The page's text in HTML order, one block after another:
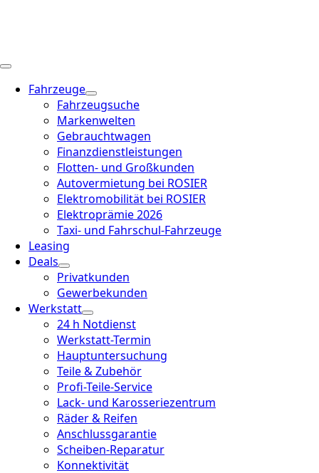
Fahrzeuge
Fahrzeugsuche
Markenwelten
Gebrauchtwagen
Finanzdienstleistungen
Flotten- und Großkunden
Autovermietung bei ROSIER
Elektromobilität bei ROSIER
Elektroprämie 2026
Taxi- und Fahrschul-Fahrzeuge
Leasing
Deals
Privatkunden
Gewerbekunden
Werkstatt
24 h Notdienst
Werkstatt-Termin
Hauptuntersuchung
Teile & Zubehör
Profi-Teile-Service
Lack- und Karosseriezentrum
Räder & Reifen
Anschlussgarantie
Scheiben-Reparatur
Konnektivität